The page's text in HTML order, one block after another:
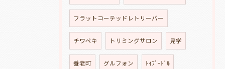
フラットコーテッドレトリーバー
チワペキ トリミングサロン 見学
養老町 グルフォン ﾄｲﾌﾟｰﾄﾞﾙ